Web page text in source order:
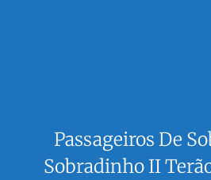
Passageiros De
Sobradinho II